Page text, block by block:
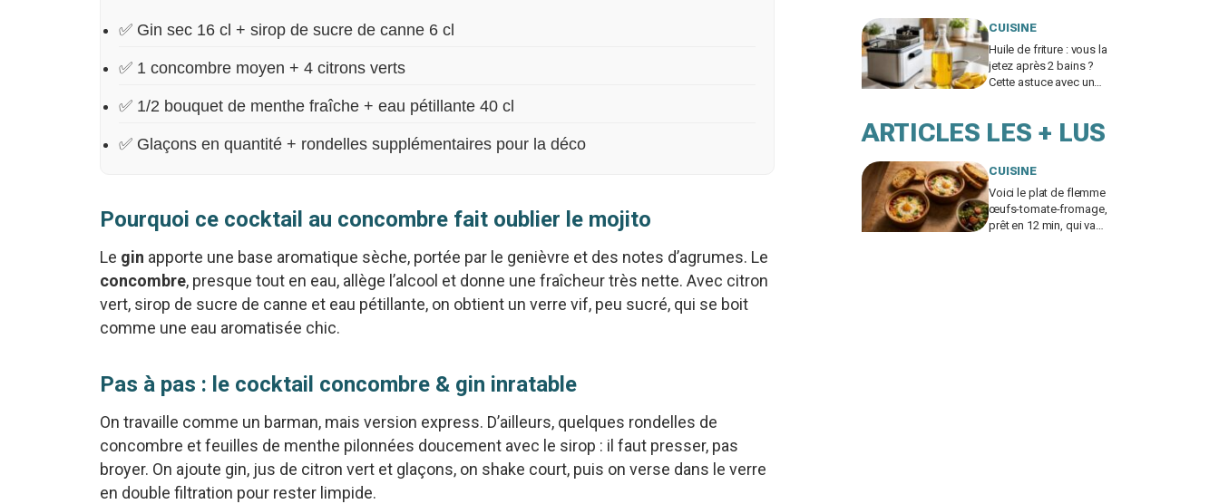
✅ Gin sec 16 cl + sirop de sucre de canne 6 cl
✅ 1 concombre moyen + 4 citrons verts
✅ 1/2 bouquet de menthe fraîche + eau pétillante 40 cl
✅ Glaçons en quantité + rondelles supplémentaires pour la déco
Pourquoi ce cocktail au concombre fait oublier le mojito
Le gin apporte une base aromatique sèche, portée par le genièvre et des notes d’agrumes. Le
concombre, presque tout en eau, allège l’alcool et donne une fraîcheur très nette. Avec citron
vert, sirop de sucre de canne et eau pétillante, on obtient un verre vif, peu sucré, qui se boit
comme une eau aromatisée chic.
Pas à pas : le cocktail concombre & gin inratable
On travaille comme un barman, mais version express. D’ailleurs, quelques rondelles de
concombre et feuilles de menthe pilonnées doucement avec le sirop : il faut presser, pas
broyer. On ajoute gin, jus de citron vert et glaçons, on shake court, puis on verse dans le verre
en double filtration pour rester limpide.
boulanger à ne jamais
CUISINE
Huile de friture : vous la
jetez après 2 bains ?
Cette astuce avec un
ARTICLES LES + LUS
CUISINE
Voici le plat de flemme
œufs-tomate-fromage,
prêt en 12 min, qui va